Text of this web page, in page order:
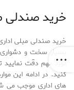
خرید صندلی
خرید صندلی مبلی
بسیار سخت و
مورد مهم دقت نمایید
کنید. در ادامه این
های اداری موجب می